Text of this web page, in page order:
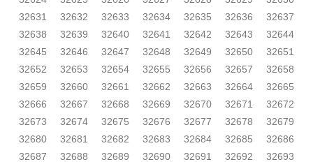
32631
32632 32633 32634 32635 32636
32637
32638
32639 32640 32641 32642 32643
32644
32645
32646 32647 32648 32649 32650
32651
32652
32653 32654 32655 32656 32657
32658
32659
32660 32661 32662 32663 32664
32665
32666
32667 32668 32669 32670 32671
32672
32673
32674 32675 32676 32677 32678
32679
32680
32681 32682 32683 32684 32685
32686
32687
32688 32689 32690 32691 32692
32693